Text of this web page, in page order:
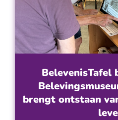
BelevenisTafel
brengt ontstaan